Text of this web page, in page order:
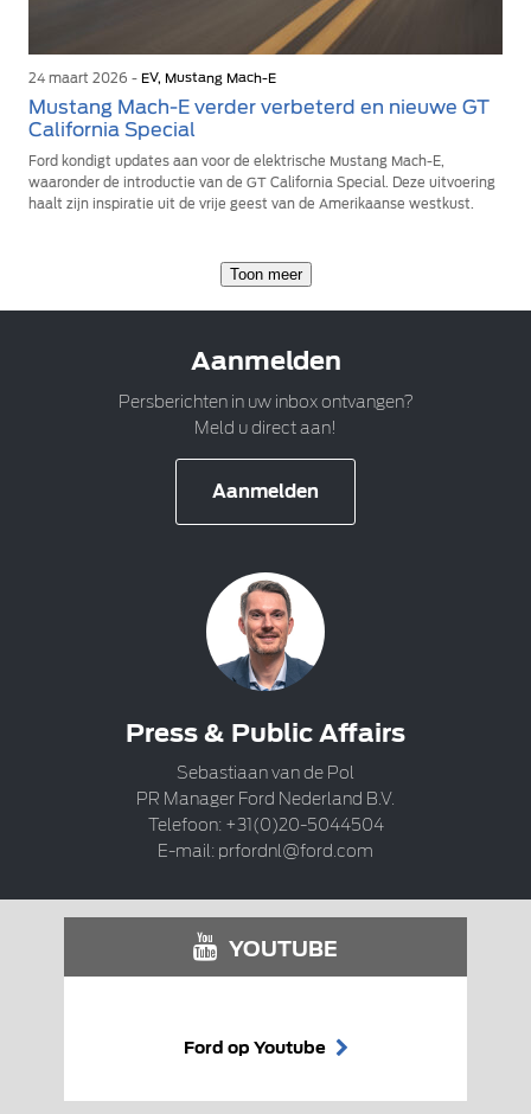
24 maart 2026 - EV, Mustang Mach-E
Mustang Mach-E verder verbeterd en nieuwe GT
California Special
Ford kondigt updates aan voor de elektrische Mustang Mach-E,
waaronder de introductie van de GT California Special. Deze uitvoering
haalt zijn inspiratie uit de vrije geest van de Amerikaanse westkust.
Toon meer
Aanmelden
Persberichten in uw inbox ontvangen?
Meld u direct aan!
Aanmelden
Press & Public Affairs
Sebastiaan van de Pol
PR Manager Ford Nederland B.V.
Telefoon: +31(0)20-5044504
E-mail: prfordnl@ford.com
YOUTUBE
Ford op Youtube